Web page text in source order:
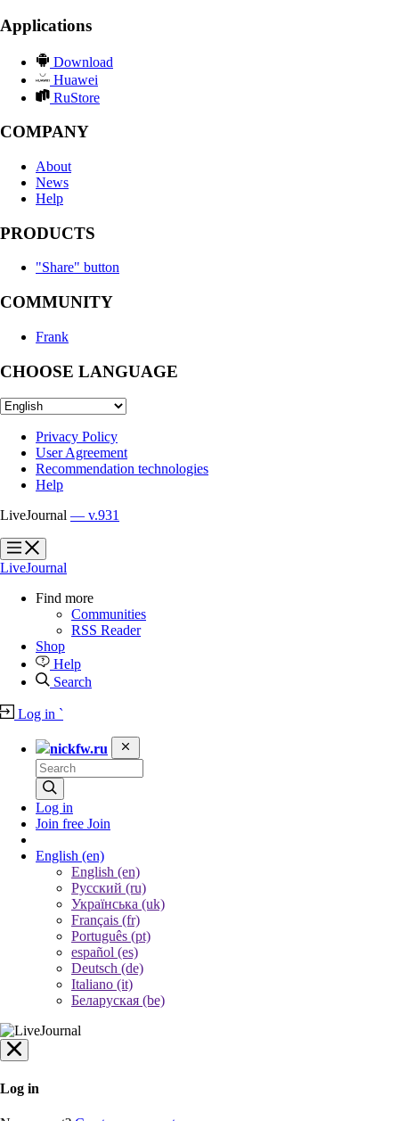
Applications
Download
Huawei
RuStore
COMPANY
About
News
Help
PRODUCTS
"Share" button
COMMUNITY
Frank
CHOOSE LANGUAGE
Privacy Policy
User Agreement
Recommendation technologies
Help
LiveJournal — v.931
?
?
LiveJournal
Find more
Communities
RSS Reader
Shop
Help
Search
Log in `
nickfw.ru
Log in
Join free Join
English (en)
English (en)
Русский (ru)
Українська (uk)
Français (fr)
Português (pt)
español (es)
Deutsch (de)
Italiano (it)
Беларуская (be)
Log in